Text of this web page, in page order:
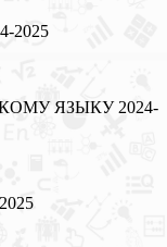
2025
ЯЗЫКУ 2024-